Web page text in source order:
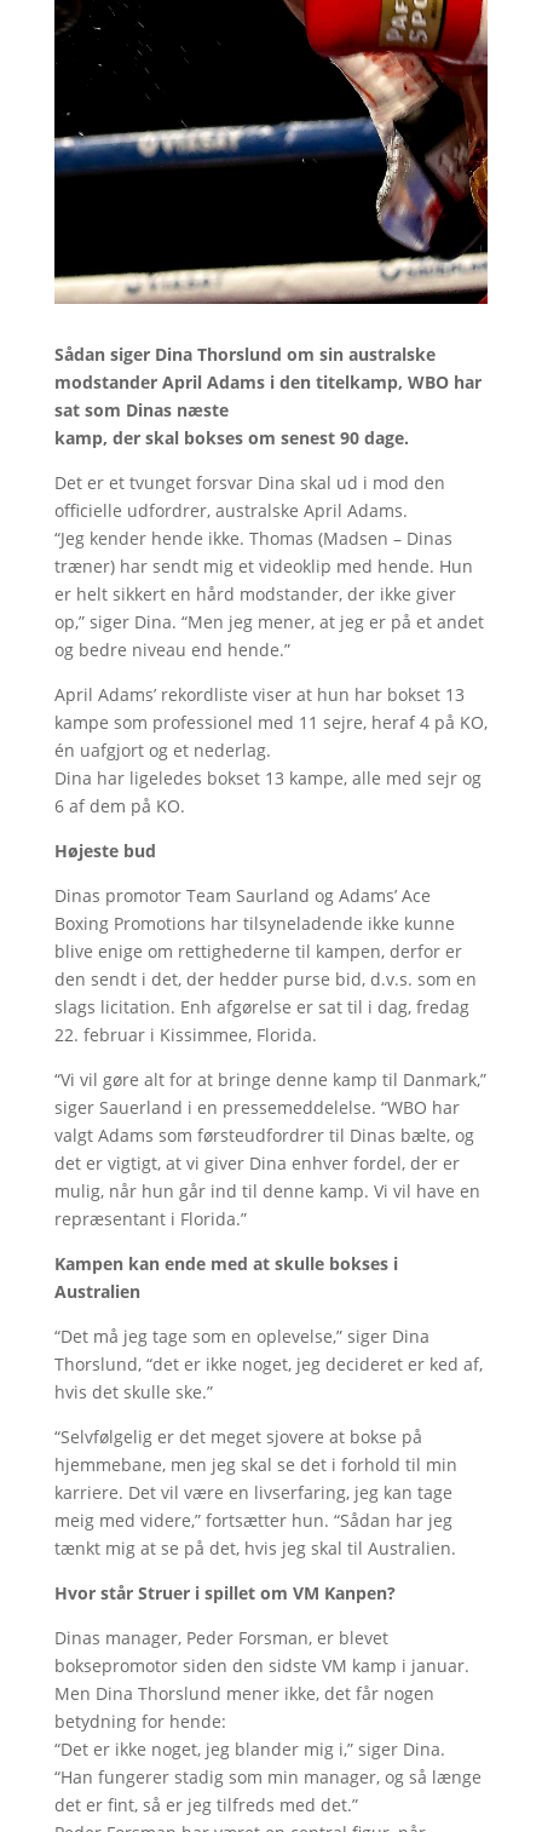
Sådan siger Dina Thorslund om sin australske
modstander April Adams i den titelkamp, WBO har
sat som Dinas næste
kamp, der skal bokses om senest 90 dage.
Det er et tvunget forsvar Dina skal ud i mod den
officielle udfordrer, australske April Adams.
“Jeg kender hende ikke. Thomas (Madsen – Dinas
træner) har sendt mig et videoklip med hende. Hun
er helt sikkert en hård modstander, der ikke giver
op,” siger Dina. “Men jeg mener, at jeg er på et andet
og bedre niveau end hende.”
April Adams’ rekordliste viser at hun har bokset 13
kampe som professionel med 11 sejre, heraf 4 på KO,
én uafgjort og et nederlag.
Dina har ligeledes bokset 13 kampe, alle med sejr og
6 af dem på KO.
Højeste bud
Dinas promotor Team Saurland og Adams’ Ace
Boxing Promotions har tilsyneladende ikke kunne
blive enige om rettighederne til kampen, derfor er
den sendt i det, der hedder purse bid, d.v.s. som en
slags licitation. Enh afgørelse er sat til i dag, fredag
22. februar i Kissimmee, Florida.
“Vi vil gøre alt for at bringe denne kamp til Danmark,”
siger Sauerland i en pressemeddelelse. “WBO har
valgt Adams som førsteudfordrer til Dinas bælte, og
det er vigtigt, at vi giver Dina enhver fordel, der er
mulig, når hun går ind til denne kamp. Vi vil have en
repræsentant i Florida.”
Kampen kan ende med at skulle bokses i
Australien
“Det må jeg tage som en oplevelse,” siger Dina
Thorslund, “det er ikke noget, jeg decideret er ked af,
hvis det skulle ske.”
“Selvfølgelig er det meget sjovere at bokse på
hjemmebane, men jeg skal se det i forhold til min
karriere. Det vil være en livserfaring, jeg kan tage
meig med videre,” fortsætter hun. “Sådan har jeg
tænkt mig at se på det, hvis jeg skal til Australien.
Hvor står Struer i spillet om VM Kanpen?
Dinas manager, Peder Forsman, er blevet
boksepromotor siden den sidste VM kamp i januar.
Men Dina Thorslund mener ikke, det får nogen
betydning for hende:
“Det er ikke noget, jeg blander mig i,” siger Dina.
“Han fungerer stadig som min manager, og så længe
det er fint, så er jeg tilfreds med det.”